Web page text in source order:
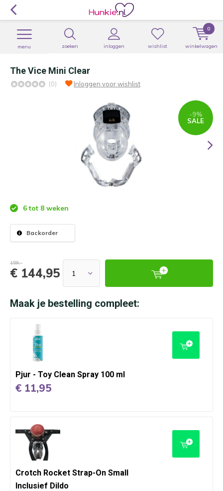
zoeken inloggen
menu wishlist winkelwagen
0
The Vice Mini Clear
(0) Inloggen voor wishlist
-9%
SALE
6 tot 8 weken
Backorder
159,-
€ 144,95
Maak je bestelling compleet:
Pjur - Toy Clean Spray 100 ml
€ 11,95
Crotch Rocket Strap-On Small
Inclusief Dildo